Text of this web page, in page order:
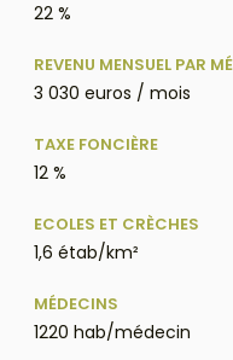
22 %
REVENU MENSUEL PAR
3 030 euros / mois
TAXE FONCIÈRE
12 %
ECOLES ET CRÈCHES
1,6 étab/km²
MÉDECINS
1220 hab/médecin